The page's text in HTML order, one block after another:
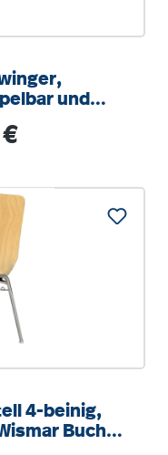
und
4-beinig,
Buche